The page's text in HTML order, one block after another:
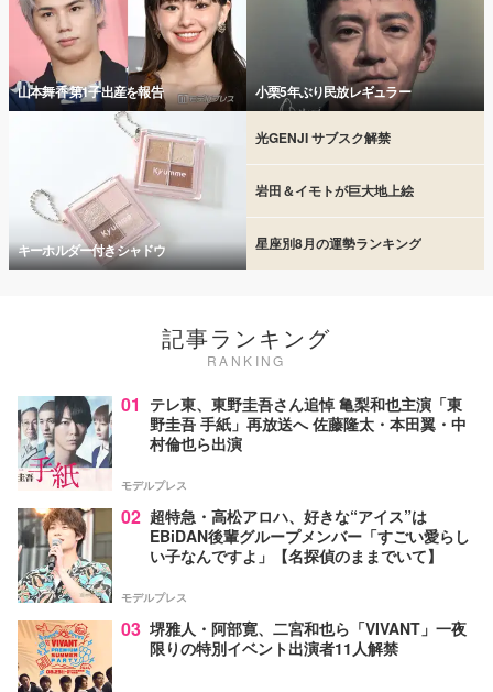
山本舞香 第1子出産を報告 小栗5年ぶり民放レギュラー
キーホルダー付きシャドウ
光GENJI サブスク解禁
岩田＆イモトが巨大地上絵
星座別8月の運勢ランキング
記事ランキング
RANKING
01 テレ東、東野圭吾さん追悼 亀梨和也主演「東
野圭吾 手紙」再放送へ 佐藤隆太・本田翼・中
村倫也ら出演
モデルプレス
02 超特急・高松アロハ、好きな“アイス”は
EBiDAN後輩グループメンバー「すごい愛らし
い子なんですよ」【名探偵のままでいて】
モデルプレス
03 堺雅人・阿部寛、二宮和也ら「VIVANT」一夜
限りの特別イベント出演者11人解禁